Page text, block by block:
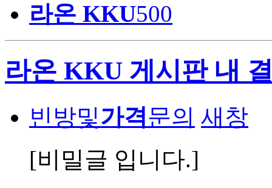
라온 KKU500
라온 KKU 게시판 내
빈방및가격문의 새창
[비밀글 입니다.]